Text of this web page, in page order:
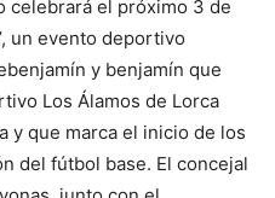
celebrará el próximo 3 de
un evento deportivo
y benjamín que
Los Álamos de Lorca
y que marca el inicio de los
del fútbol base. El concejal